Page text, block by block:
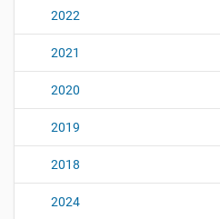
2022
2021
2020
2019
2018
2024